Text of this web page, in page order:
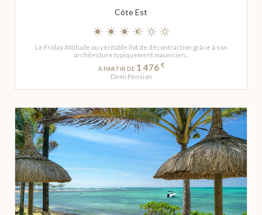
Côte Est
Le Friday Attitude ou véritable îlot de décontraction grâce à son
architecture typiquement mauricien...
À PARTIR DE 1 476 €
Demi Pension